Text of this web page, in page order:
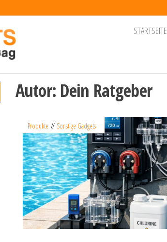
STARTSEITE
Autor: Dein Ratgeber
Produkte Sonstige Gadgets